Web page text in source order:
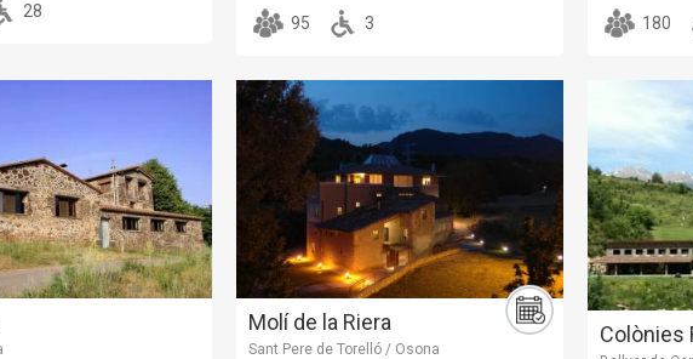
28
95 3 180
Molí de la Riera
Sant Pere de Torelló / Osona
Colònies